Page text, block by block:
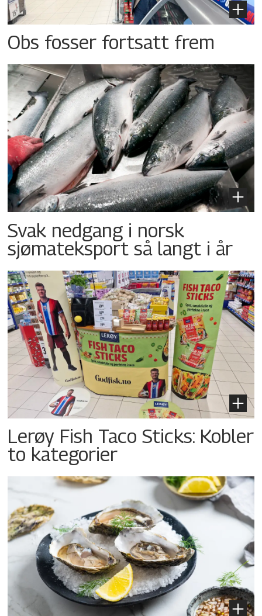
Obs fosser fortsatt frem
Svak nedgang i norsk
sjømateksport så langt i år
Lerøy Fish Taco Sticks: Kobler
to kategorier